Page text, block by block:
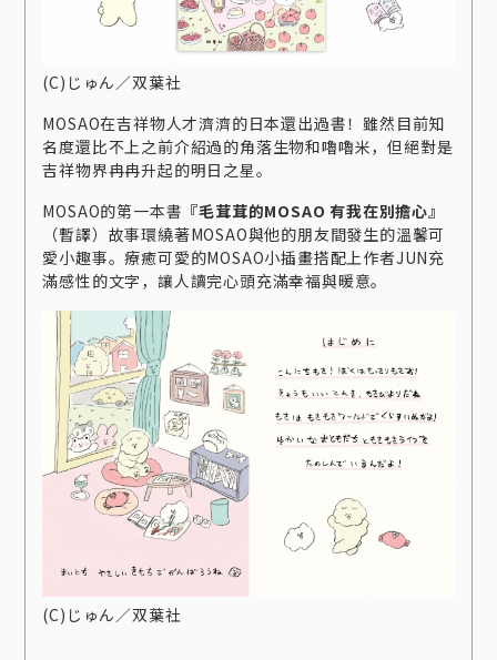
(C)じゅん／双葉社
MOSAO在吉祥物人才濟濟的日本還出過書！雖然目前知
名度還比不上之前介紹過的角落生物和嚕嚕米，但絕對是
吉祥物界冉冉升起的明日之星。
MOSAO的第一本書 『毛茸茸的MOSAO 有我在別擔心』
（暫譯）故事環繞著MOSAO與他的朋友間發生的溫馨可
愛小趣事。療癒可愛的MOSAO小插畫搭配上作者JUN充
滿感性的文字，讓人讀完心頭充滿幸福與暖意。
(C)じゅん／双葉社